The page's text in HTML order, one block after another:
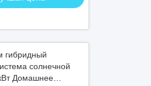
гибридный
солнечной
Домашнее